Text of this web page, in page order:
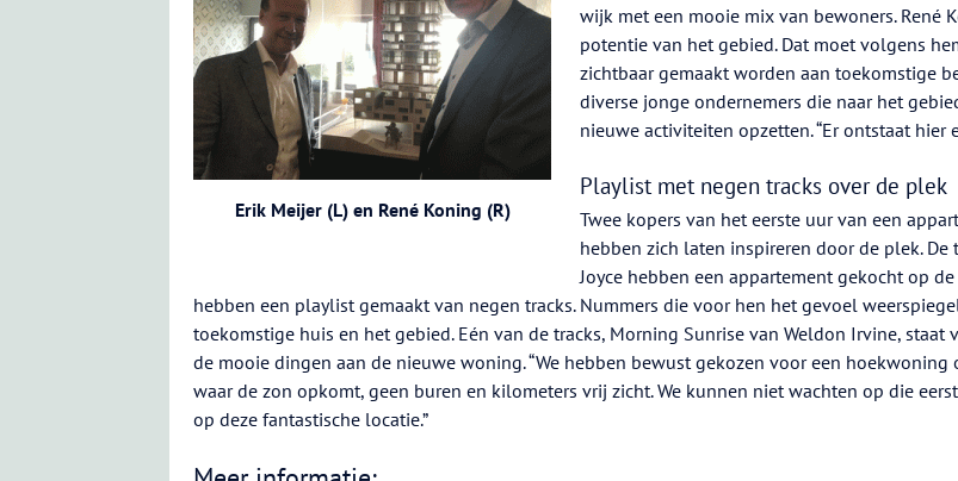
Erik Meijer (L) en René Koning (R)
wijk met een mooie mix van bewoners. René
potentie van het gebied. Dat moet volgens
zichtbaar gemaakt worden aan toekomstige
diverse jonge ondernemers die naar het
nieuwe activiteiten opzetten. “Er ontstaat hier
Playlist met negen tracks over de plek
Twee kopers van het eerste uur van een
hebben zich laten inspireren door de plek. De
Joyce hebben een appartement gekocht op
hebben een playlist gemaakt van negen tracks. Nummers die voor hen het gevoel
toekomstige huis en het gebied. Eén van de tracks, Morning Sunrise van Weldon Irvine, staat
de mooie dingen aan de nieuwe woning. “We hebben bewust gekozen voor een hoekwoning
waar de zon opkomt, geen buren en kilometers vrij zicht. We kunnen niet wachten op die
op deze fantastische locatie.”